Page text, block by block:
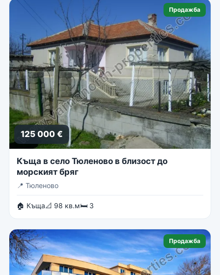
Продажба
125 000 €
Къща в село Тюленово в близост до
морският бряг
📍 Тюленово
🏠 Къща📐 98 кв.м🛏 3
Продажба